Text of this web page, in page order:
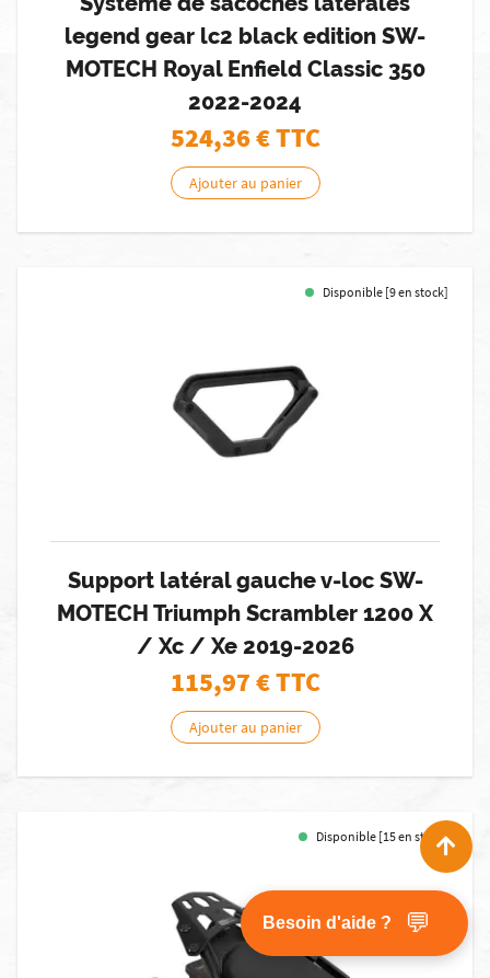
legend gear lc2 black edition SW-
MOTECH Royal Enfield Classic 350
2022-2024
524,36€ TTC
Ajouter au panier
Disponible [9 en stock]
Support latéral gauche v-loc SW-
MOTECH Triumph Scrambler 1200 X
/ Xc / Xe 2019-2026
115,97€ TTC
Ajouter au panier
Disponible [15 en stock]
Besoin d'aide ? 💬